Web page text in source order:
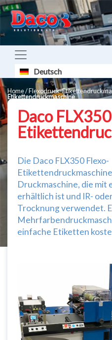
Deutsch
Home/Flexodruck-
Etikettendruckmaschine
Daco
Die Daco FLX350 Flexo-
Druckmaschine, die mit
erhältlich ist und IR-
Trocknung verwendet.
einfache Etiketten